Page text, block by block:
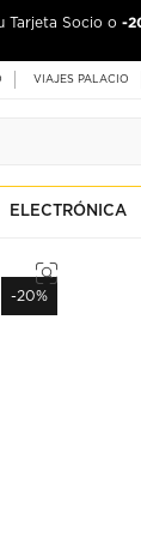
Tarjeta Socio o -
VIAJES PALACIO
ELECTRÓNICA
-20%